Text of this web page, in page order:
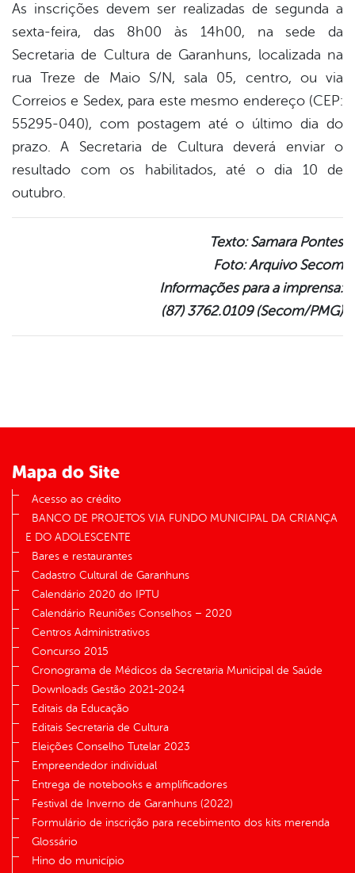
As inscrições devem ser realizadas de segunda a
sexta-feira, das 8h00 às 14h00, na sede da
Secretaria de Cultura de Garanhuns, localizada na
rua Treze de Maio S/N, sala 05, centro, ou via
Correios e Sedex, para este mesmo endereço (CEP:
55295-040), com postagem até o último dia do
prazo. A Secretaria de Cultura deverá enviar o
resultado com os habilitados, até o dia 10 de
outubro.
Texto: Samara Pontes
Foto: Arquivo Secom
Informações para a imprensa:
(87) 3762.0109 (Secom/PMG)
Mapa do Site
Acesso ao crédito
BANCO DE PROJETOS VIA FUNDO MUNICIPAL DA CRIANÇA
E DO ADOLESCENTE
Bares e restaurantes
Cadastro Cultural de Garanhuns
Calendário 2020 do IPTU
Calendário Reuniões Conselhos – 2020
Centros Administrativos
Concurso 2015
Cronograma de Médicos da Secretaria Municipal de Saúde
Downloads Gestão 2021-2024
Editais da Educação
Editais Secretaria de Cultura
Eleições Conselho Tutelar 2023
Empreendedor individual
Entrega de notebooks e amplificadores
Festival de Inverno de Garanhuns (2022)
Formulário de inscrição para recebimento dos kits merenda
Glossário
Hino do município